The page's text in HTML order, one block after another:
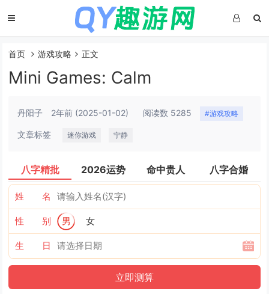
首页 游戏攻略 正文
Mini Games: Calm
丹阳子 2年前 (2025-01-02) 阅读数 5285 #游戏攻略
文章标签 迷你游戏 宁静
八字精批 2026运势 命中贵人 八字合婚
姓 名
性 别 男 女
生 日